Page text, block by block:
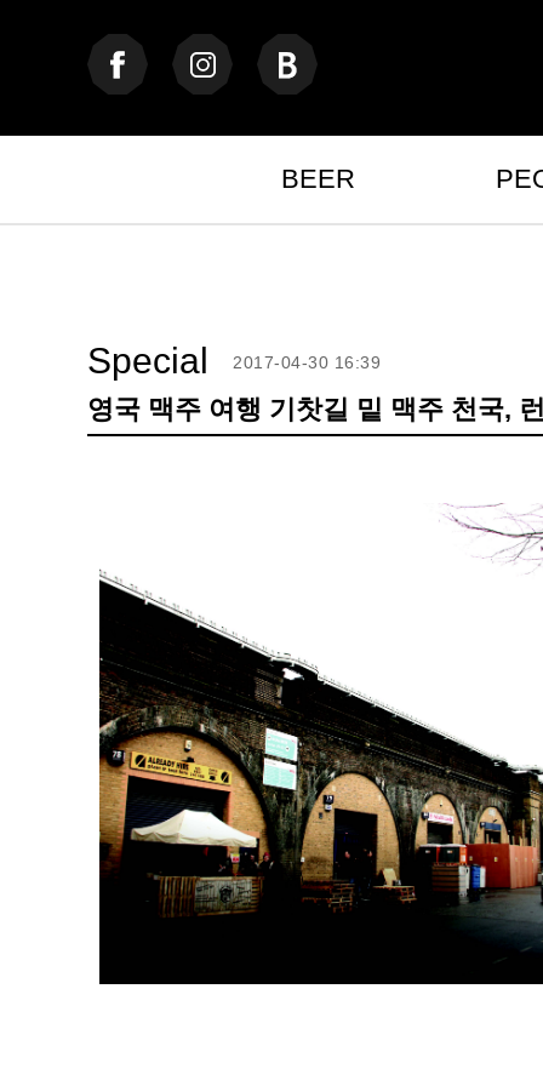
BEER
Special
영국 맥주 여행 기찻길 밑 맥주 천국,
2017-04-30 16:39